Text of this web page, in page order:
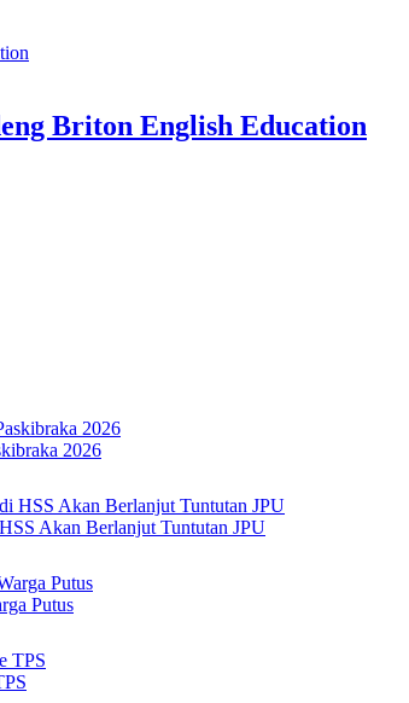
Briton English Education
2026
Akan Berlanjut Tuntutan JPU
Putus